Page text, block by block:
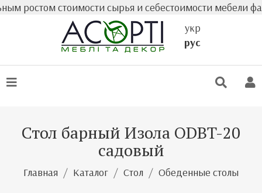
стоимости сырья и себестоимости мебели
укр
рус
Стол барный Изола ODBT-20
садовый
Главная Каталог Стол Обеденные столы